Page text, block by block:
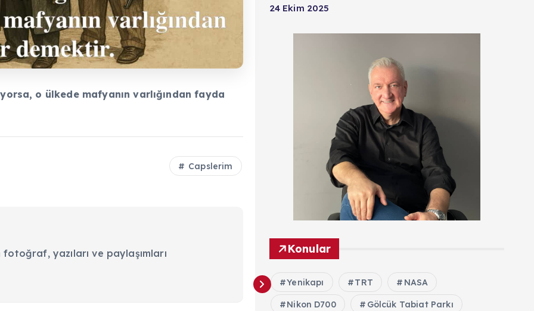
o ülkede mafyanın varlığından fayda
Capslerim
fotoğraf, yazıları ve paylaşımları
24 Ekim 2025
Konular
Yenikapı TRT NASA
Nikon D700 Gölcük Tabiat Parkı